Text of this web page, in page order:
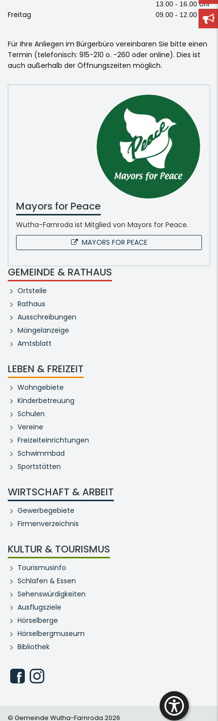
13.00 - 16.00 Uhr
Freitag 09.00 - 12.00 Uhr
Für Ihre Anliegen im Bürgerbüro vereinbaren Sie bitte einen
Termin (telefonisch: 915-210 o. -260 oder online). Dies ist
auch außerhalb der Öffnungszeiten möglich.
Mayors for Peace
Wutha-Farnroda ist Mitglied von Mayors for Peace.
MAYORS FOR PEACE
GEMEINDE & RATHAUS
Ortsteile
Rathaus
Ausschreibungen
Mängelanzeige
Amtsblatt
LEBEN & FREIZEIT
Wohngebiete
Kinderbetreuung
Schulen
Vereine
Freizeiteinrichtungen
Schwimmbad
Sportstätten
WIRTSCHAFT & ARBEIT
Gewerbegebiete
Firmenverzeichnis
KULTUR & TOURISMUS
Tourismusinfo
Schlafen & Essen
Sehenswürdigkeiten
Ausflugsziele
Hörselberge
Hörselbergmuseum
Bibliothek
© Gemeinde Wutha-Farnroda 2026